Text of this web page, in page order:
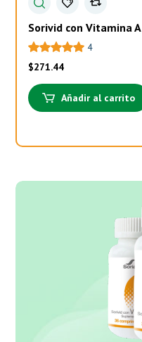
Sorivid con Vitamina A
4
$271.44
Añadir al carrito